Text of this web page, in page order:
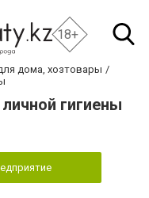
18+
дома, хозтовары
гигиены